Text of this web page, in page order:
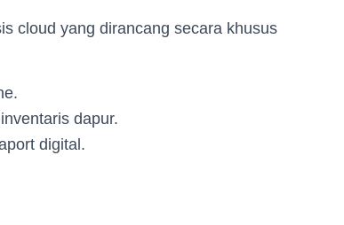
cloud yang dirancang secara khusus
dapur.
digital.